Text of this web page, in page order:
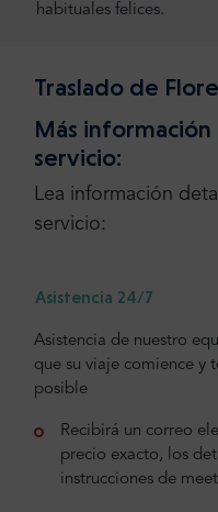
habituales felices.
Traslado de
Más
servicio:
Lea información
servicio:
Asistencia 24/7
Asistencia de nuestro
que su viaje comience y
posible
Recibirá un correo
precio exacto, los
instrucciones de